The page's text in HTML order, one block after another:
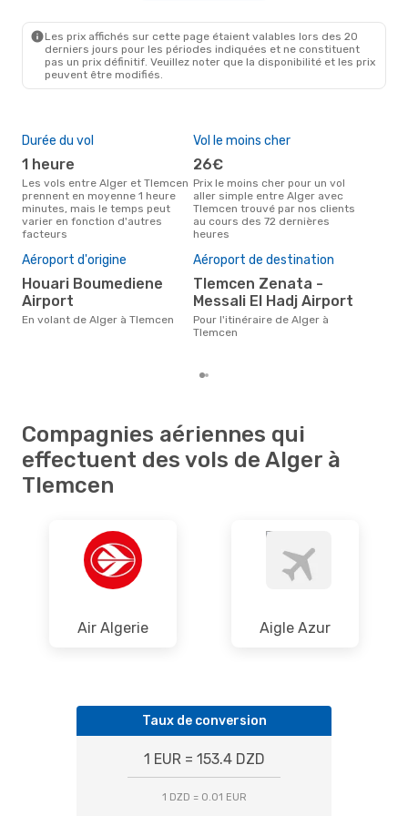
Les prix affichés sur cette page étaient valables lors des 20
derniers jours pour les périodes indiquées et ne constituent
pas un prix définitif. Veuillez noter que la disponibilité et les prix
peuvent être modifiés.
Durée du vol
1 heure
Les vols entre Alger et Tlemcen
prennent en moyenne 1 heure
minutes, mais le temps peut
varier en fonction d'autres
facteurs
Vol le moins cher
26€
Prix le moins cher pour un vol
aller simple entre Alger avec
Tlemcen trouvé par nos clients
au cours des 72 dernières
heures
Aéroport d'origine
Houari Boumediene
Airport
En volant de Alger à Tlemcen
Aéroport de destination
Tlemcen Zenata -
Messali El Hadj Airport
Pour l'itinéraire de Alger à
Tlemcen
Compagnies aériennes qui
effectuent des vols de Alger à
Tlemcen
Air Algerie Aigle Azur
Taux de conversion
1 EUR = 153.4 DZD
1 DZD = 0.01 EUR